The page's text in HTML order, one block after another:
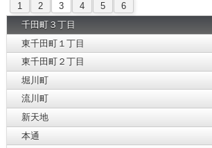
1 2 3 4 5
6
千田町３丁目
東千田町１丁目
東千田町２丁目
堀川町
流川町
新天地
本通